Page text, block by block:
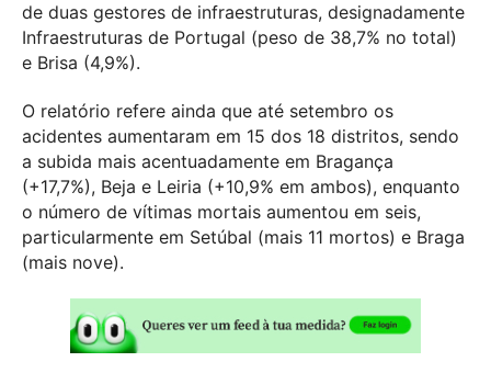
de duas gestores de infraestruturas, designadamente
Infraestruturas de Portugal (peso de 38,7% no total)
e Brisa (4,9%).
O relatório refere ainda que até setembro os
acidentes aumentaram em 15 dos 18 distritos, sendo
a subida mais acentuadamente em Bragança
(+17,7%), Beja e Leiria (+10,9% em ambos), enquanto
o número de vítimas mortais aumentou em seis,
particularmente em Setúbal (mais 11 mortos) e Braga
(mais nove).